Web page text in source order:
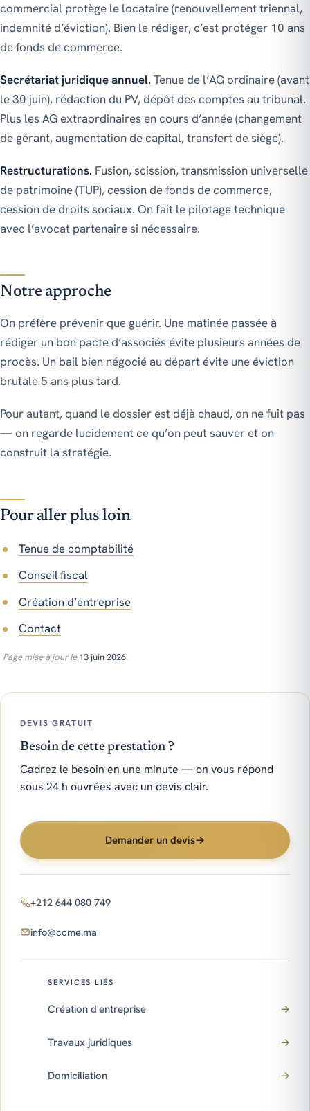
commercial protège le locataire (renouvellement triennal,
indemnité d’éviction). Bien le rédiger, c’est protéger 10 ans
de fonds de commerce.
Secrétariat juridique annuel. Tenue de l’AG ordinaire (avant
le 30 juin), rédaction du PV, dépôt des comptes au tribunal.
Plus les AG extraordinaires en cours d’année (changement
de gérant, augmentation de capital, transfert de siège).
Restructurations. Fusion, scission, transmission universelle
de patrimoine (TUP), cession de fonds de commerce,
cession de droits sociaux. On fait le pilotage technique
avec l’avocat partenaire si nécessaire.
Notre approche
On préfère prévenir que guérir. Une matinée passée à
rédiger un bon pacte d’associés évite plusieurs années de
procès. Un bail bien négocié au départ évite une éviction
brutale 5 ans plus tard.
Pour autant, quand le dossier est déjà chaud, on ne fuit pas
— on regarde lucidement ce qu’on peut sauver et on
construit la stratégie.
Pour aller plus loin
Tenue de comptabilité
Conseil fiscal
Création d’entreprise
Contact
Page mise à jour le13 juin 2026.
DEVIS GRATUIT
Besoin de cette prestation ?
Cadrez le besoin en une minute — on vous répond
sous 24 h ouvrées avec un devis clair.
Demander un devis→
+212 644 080 749
info@ccme.ma
SERVICES LIÉS
Création d'entreprise →
Travaux juridiques →
Domiciliation →